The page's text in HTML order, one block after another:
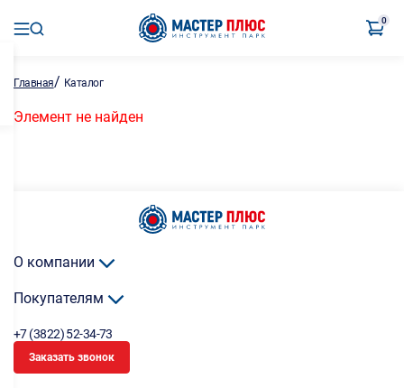
0
Главная/ Каталог
Элемент не найден
О компании
Покупателям
+7 (3822) 52-34-73
Заказать звонок